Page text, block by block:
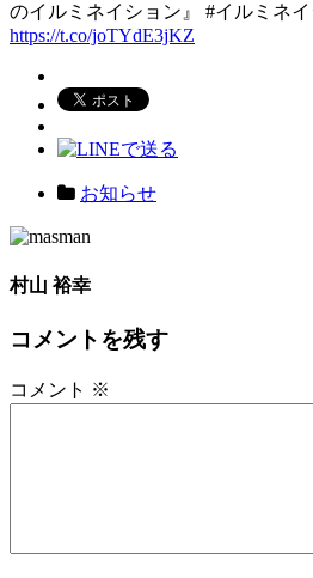
のイルミネイション』 #イルミネ
https://t.co/joTYdE3jKZ
お知らせ
村山 裕幸
コメントを残す
コメント ※